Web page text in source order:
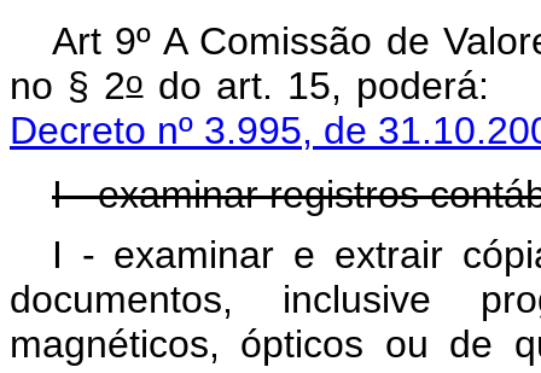
Art 9º A Comissão de
no § 2odo art. 15,
Decreto nº 3.995, de
I - examinar registros
I - examinar e extrair
documentos, inclusive
magnéticos, ópticos ou de